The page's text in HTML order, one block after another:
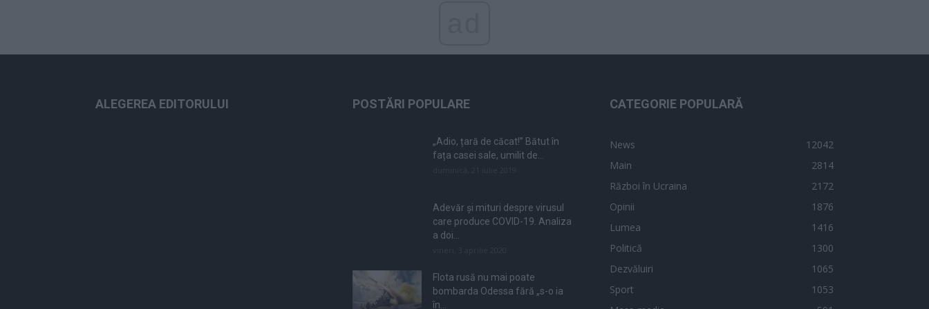
ALEGEREA EDITORULUI POSTĂRI POPULARE
„Adio, țară de căcat!” Bătut în
fața casei sale, umilit de...
Adevăr și mituri despre virusul
care produce COVID-19. Analiza
a doi...
Flota rusă nu mai poate
bombarda Odessa fără „s-o ia
în...
CATEGORIE POPULARĂ
News
12042
Main
2814
Război în Ucraina
2172
Opinii
1876
Lumea
1416
Politică
1300
Dezvăluiri
1065
Sport
1053